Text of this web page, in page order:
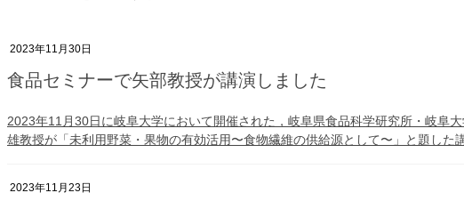
2023年11月30日
食品セミナーで矢部教授が講演しました
2023年11月30日に岐阜大学において開催された，岐阜県食品科学研究所・岐阜
雄教授が「未利用野菜・果物の有効活用〜食物繊維の供給源として〜」と題した
2023年11月23日